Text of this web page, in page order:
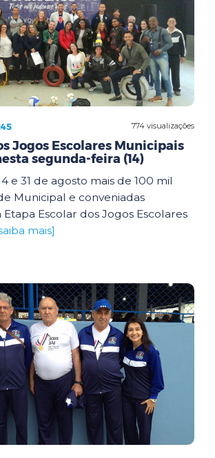
774 visualizações
Jogos Escolares Municipais
segunda-feira (14)
e 31 de agosto mais de 100 mil
Municipal e conveniadas
Escolar dos Jogos Escolares
mais]